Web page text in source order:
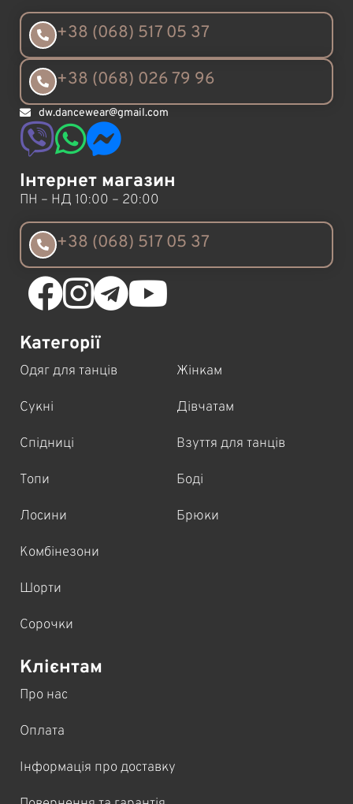
+38 (068) 517 05 37
+38 (068) 026 79 96
dw.dancewear@gmail.com
Інтернет магазин
ПН – НД 10:00 – 20:00
+38 (068) 517 05 37
Категорії
Одяг для танців
Сукні
Спідниці
Топи
Лосини
Комбінезони
Шорти
Сорочки
Жінкам
Дівчатам
Взуття для танців
Боді
Брюки
Клієнтам
Про нас
Оплата
Інформація про доставку